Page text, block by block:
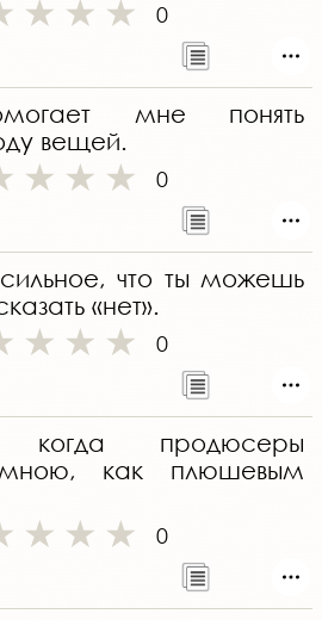
0
мне понять
вещей.
0
что ты можешь
«нет».
0
продюсеры
мною, как плюшевым
0